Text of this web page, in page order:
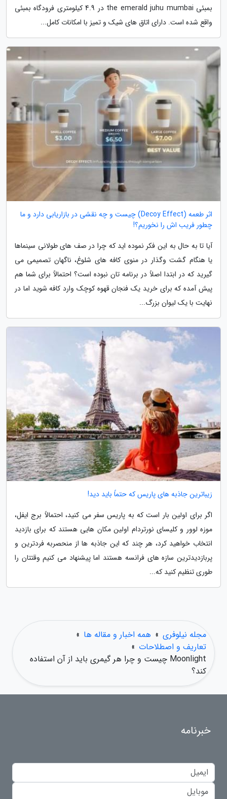
بمبئی the emerald juhu mumbai در 4.9 کیلومتری فرودگاه بمبئی
واقع شده است. دارای اتاق های شیک و تمیز با امکانات کامل...
اثر طعمه (Decoy Effect) چیست و چه نقشی در بازاریابی دارد و ما
چطور فریب اش را نخوریم؟!
آیا تا به حال به این فکر نموده اید که چرا در صف های طولانی سینماها
یا هنگام گشت وگذار در منوی کافه های شلوغ، ناگهان تصمیمی می
گیرید که در ابتدا اصلاً در برنامه تان نبوده است؟ احتمالاً برای شما هم
پیش آمده که برای خرید یک فنجان قهوه کوچک وارد کافه شوید اما در
نهایت با یک لیوان بزرگ...
زیباترین جاذبه های پاریس که حتماً باید دید!
اگر برای اولین بار است که به پاریس سفر می کنید، احتمالاً برج ایفل،
موزه لوور و کلیسای نورتردام اولین مکان هایی هستند که برای بازدید
انتخاب خواهید کرد، هر چند که این جاذبه ها از منحصربه فردترین و
پربازدیدترین سازه های فرانسه هستند اما پیشنهاد می کنیم وقتتان را
طوری تنظیم کنید که...
مجله نیلوفری » همه اخبار و مقاله ها »
تعاریف و اصطلاحات »
Moonlight چیست و چرا هر گیمری باید از آن استفاده
کند؟
خبرنامه